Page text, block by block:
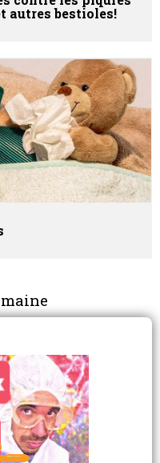
autres bestioles!